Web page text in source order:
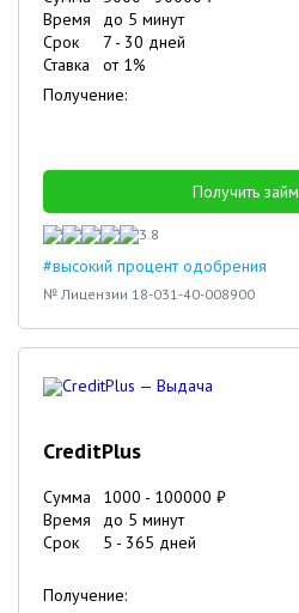
Время
до 5 минут
Срок
7 - 30 дней
Ставка
от 1%
Получение:
Получить займ
3.8
#высокий процент одобрения
№ Лицензии 18-031-40-008900
CreditPlus
Сумма 1000 - 100000 ₽
Время
до 5 минут
Срок
5 - 365 дней
Получение: